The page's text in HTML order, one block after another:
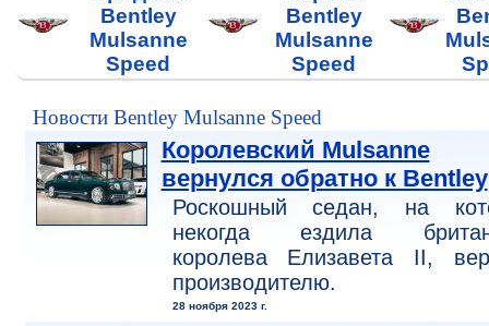
Bentley
Mulsanne
Speed
Bentley
Mulsanne
Speed
Новости Bentley Mulsanne Speed
Королевский Mulsanne
вернулся обратно к Bentley
Роскошный седан, на
некогда ездила
королева Елизавета II,
производителю.
28 ноября 2023 г.